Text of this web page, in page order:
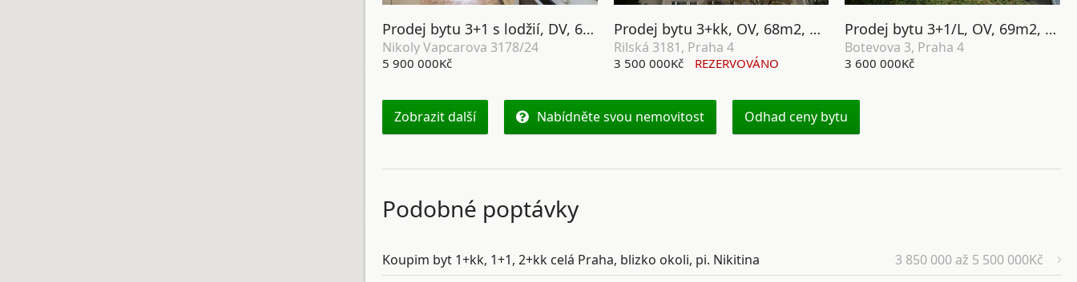
Prodej bytu 3+1 s lodžií, DV, 69 m2, ul. Nikoly Vapcarova 3178/24, Praha 4 - Modřany
Nikoly Vapcarova 3178/24
5 900 000Kč
Prodej bytu 3+kk, OV, 68m2, ul. Rilská 3181/2, P-4 Modřany
Rilská 3181, Praha 4
3 500 000Kč REZERVOVÁNO
Prodej bytu 3+1/L, OV, 69m2, ul. Botevova 3, P-4 Modřany
Botevova 3, Praha 4
3 600 000Kč
Zobrazit další Nabídněte svou nemovitost Odhad ceny bytu
Podobné poptávky
Koupim byt 1+kk, 1+1, 2+kk celá Praha, blizko okoli, pi. Nikitina
3 850 000 až 5 500 000Kč